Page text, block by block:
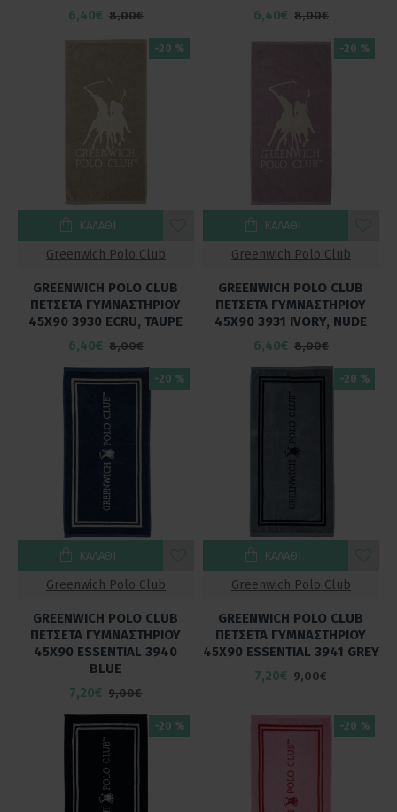
6,40€ 8,00€ 6,40€ 8,00€
-20 %
Greenwich Polo Club
GREENWICH POLO CLUB
ΠΕΤΣΕΤΑ ΓΥΜΝΑΣΤΗΡΙΟΥ
45X90 3930 ECRU, TAUPE
6,40€ 8,00€
ΚΑΛΆΘΙ
-20 %
Greenwich Polo Club
GREENWICH POLO CLUB
ΠΕΤΣΕΤΑ ΓΥΜΝΑΣΤΗΡΙΟΥ
45X90 3931 IVORY, NUDE
6,40€ 8,00€
ΚΑΛΆΘΙ
-20 %
Greenwich Polo Club
GREENWICH POLO CLUB
ΠΕΤΣΕΤΑ ΓΥΜΝΑΣΤΗΡΙΟΥ
45X90 ESSENTIAL 3940
BLUE
7,20€ 9,00€
ΚΑΛΆΘΙ
-20 %
Greenwich Polo Club
GREENWICH POLO CLUB
ΠΕΤΣΕΤΑ ΓΥΜΝΑΣΤΗΡΙΟΥ
45X90 ESSENTIAL 3941 GREY
7,20€ 9,00€
ΚΑΛΆΘΙ
-20 % -20 %